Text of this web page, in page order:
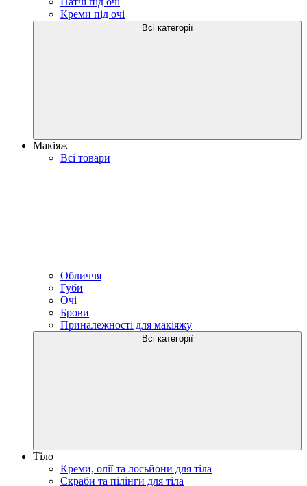
Креми під очі
Всі категорії
Макіяж
Всі товари
Обличчя
Губи
Очі
Брови
Приналежності для макіяжу
Всі категорії
Тіло
Креми, олії та лосьйони для тіла
Скраби та пілінги для тіла